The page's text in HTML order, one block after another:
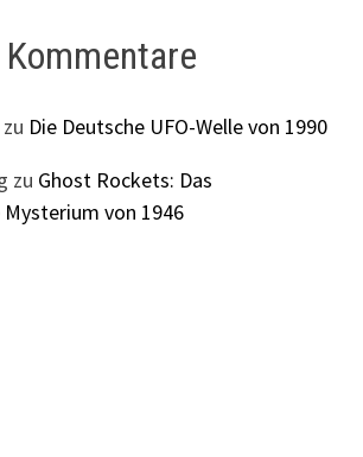
zu Die Deutsche UFO-Welle von 1990
zu Ghost Rockets: Das
von 1946